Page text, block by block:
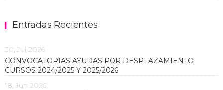
Entradas Recientes
30, Jul 2026
CONVOCATORIAS AYUDAS POR DESPLAZAMIENTO
CURSOS 2024/2025 Y 2025/2026
18, Jun 2026